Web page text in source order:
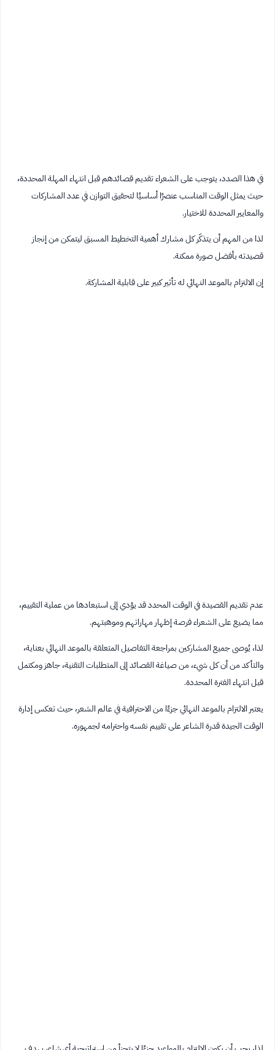
في هذا الصدد، يتوجب على الشعراء تقديم قصائدهم قبل انتهاء المهلة المحددة،
حيث يمثل الوقت المناسب عنصرًا أساسيًا لتحقيق التوازن في عدد المشاركات
والمعايير المحددة للاختيار.
لذا من المهم أن يتذكّر كل مشارك أهمية التخطيط المسبق ليتمكن من إنجاز
قصيدته بأفضل صورة ممكنة.
إن الالتزام بالموعد النهائي له تأثير كبير على قابلية المشاركة.
عدم تقديم القصيدة في الوقت المحدد قد يؤدي إلى استبعادها من عملية التقييم،
مما يضيع على الشعراء فرصة إظهار مهاراتهم وموهبتهم.
لذا، يُوصى جميع المشاركين بمراجعة التفاصيل المتعلقة بالموعد النهائي بعناية،
والتأكد من أن كل شيء، من صياغة القصائد إلى المتطلبات التقنية، جاهز ومكتمل
قبل انتهاء الفترة المحددة.
يعتبر الالتزام بالموعد النهائي جزءًا من الاحترافية في عالم الشعر، حيث تعكس إدارة
الوقت الجيدة قدرة الشاعر على تقييم نفسه واحترامه لجمهوره.